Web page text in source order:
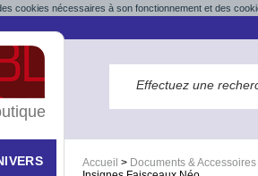
cookies nécessaires à son fonctionnement et des
Accueil > Documents & Accessoires